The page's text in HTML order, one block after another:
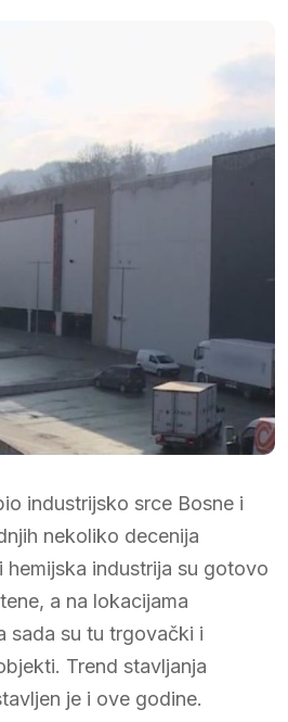
industrijsko srce Bosne i
nekoliko decenija
hemijska industrija su gotovo
a na lokacijama
sada su tu trgovački i
Trend stavljanja
je i ove godine.